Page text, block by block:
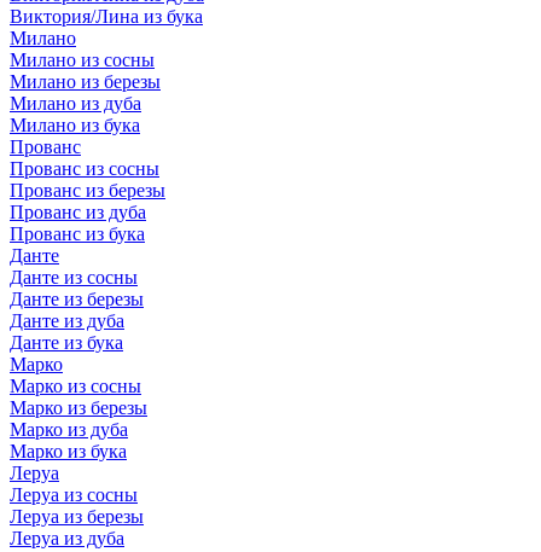
Виктория/Лина из бука
Милано
Милано из сосны
Милано из березы
Милано из дуба
Милано из бука
Прованс
Прованс из сосны
Прованс из березы
Прованс из дуба
Прованс из бука
Данте
Данте из сосны
Данте из березы
Данте из дуба
Данте из бука
Марко
Марко из сосны
Марко из березы
Марко из дуба
Марко из бука
Леруа
Леруа из сосны
Леруа из березы
Леруа из дуба